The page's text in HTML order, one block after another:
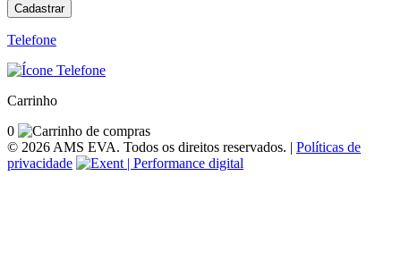
Cadastrar
Telefone
Carrinho
0
© 2026 AMS EVA. Todos os direitos reservados. | Políticas de
privacidade